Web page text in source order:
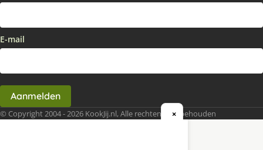
E-mail
Aanmelden
© Copyright 2004 - 2026 KookJij.nl, Alle rechten voorbehouden
×